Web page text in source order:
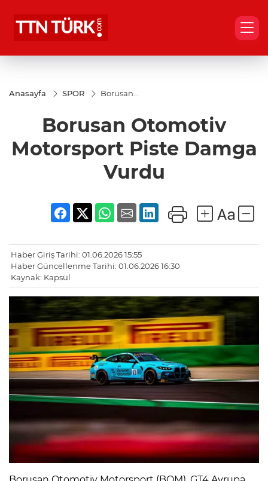
Anasayfa SPOR
Borusan
Piste
Damga
Vurdu
Borusan Otomotiv
Motorsport Piste Damga
Vurdu
Haber Giriş Tarihi: 01.06.2026 15:55
Haber Güncellenme Tarihi: 01.06.2026 16:30
Kaynak: Kapsül